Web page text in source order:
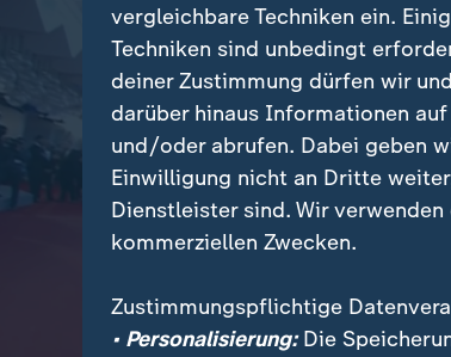
vergleichbare Techniken ein.
Techniken sind unbedingt
deiner Zustimmung dürfen wir
darüber hinaus Informationen
und/oder abrufen. Dabei geben
Einwilligung nicht an Dritte
Dienstleister sind. Wir
kommerziellen Zwecken.
Zustimmungspflichtige
• Personalisierung:Die